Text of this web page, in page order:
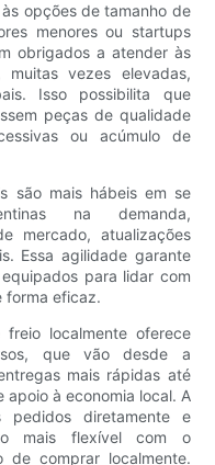
opções de tamanho de
menores ou startups
obrigados a atender às
vezes elevadas,
Isso possibilita que
peças de qualidade
ou acúmulo de
são mais hábeis em se
na demanda,
mercado, atualizações
Essa agilidade garante
para lidar com
forma eficaz.
localmente oferece
que vão desde a
mais rápidas até
apoio à economia local. A
pedidos diretamente e
mais flexível com o
de comprar localmente.